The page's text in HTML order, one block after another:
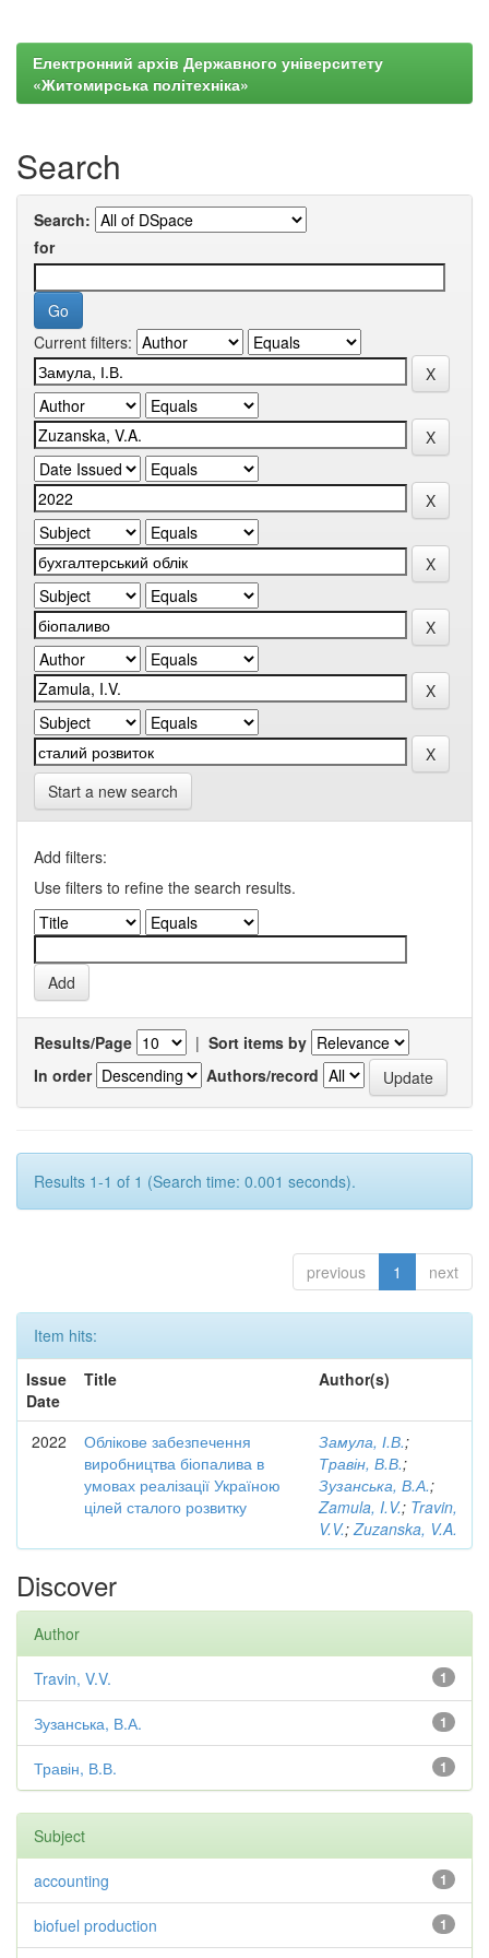
Електронний архів Державного університету
«Житомирська політехніка»
Search
Search:
for
Current filters:
Start a new search
Add filters:
Use filters to refine the search results.
Results/Page | Sort items by
In order
Authors/record
Results 1-1 of 1 (Search time: 0.001 seconds).
previous 1 next
Item hits:
Issue
Date
Title Author(s)
2022
Облікове забезпечення
виробництва біопалива в
умовах реалізації Україною
цілей сталого розвитку
Замула, І.В.;
Травін, В.В.;
Зузанська, В.А.;
Zamula, I.V.; Travin,
V.V.;Zuzanska, V.A.
Discover
Author
1
Travin, V.V.
1
Зузанська, В.А.
1
Травін, В.В.
Subject
1
accounting
1
biofuel production